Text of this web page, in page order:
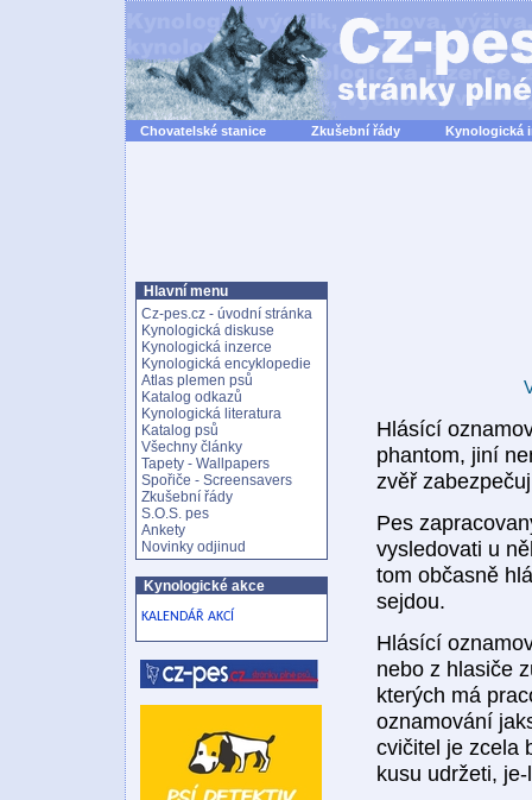
Chovatelské stanice Zkušební řády Kynologická
Hlavní menu
Cz-pes.cz - úvodní stránka
Kynologická diskuse
Kynologická inzerce
Kynologická encyklopedie
Atlas plemen psů
Katalog odkazů
Kynologická literatura
Katalog psů
Všechny články
Tapety - Wallpapers
Spořiče - Screensavers
Zkušební řády
S.O.S. pes
Ankety
Novinky odjinud
Kynologické akce
KALENDÁŘ AKCÍ
Hlásící
phantom, jiní
zvěř
Pes
vysledovati u
tom občasně
sejdou.
Hlásící
nebo z hlasiče
kterých má
oznamování
cvičitel je zcela
kusu udržeti,